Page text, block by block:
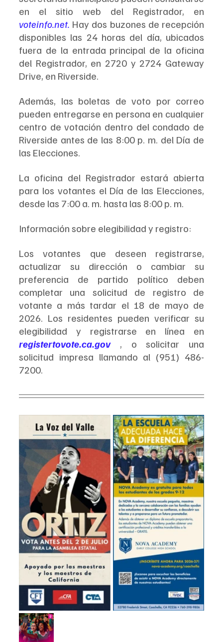
voteinfo.net. Hay dos buzones de recepción
disponibles las 24 horas del día, ubicados
fuera de la entrada principal de la oficina
del Registrador, en 2720 y 2724 Gateway
Drive, en Riverside.
Además, las boletas de voto por correo
pueden entregarse en persona en cualquier
centro de votación dentro del condado de
Riverside antes de las 8:00 p. m. del Día de
las Elecciones.
La oficina del Registrador estará abierta
para los votantes el Día de las Elecciones,
desde las 7:00 a. m. hasta las 8:00 p. m.
Información sobre elegibilidad y registro:
Los votantes que deseen registrarse,
actualizar su dirección o cambiar su
preferencia de partido político deben
completar una solicitud de registro de
votante a más tardar el 18 de mayo de
2026. Los residentes pueden verificar su
registertovote.ca.gov
, o solicitar una
solicitud impresa llamando al (951) 486-
7200.